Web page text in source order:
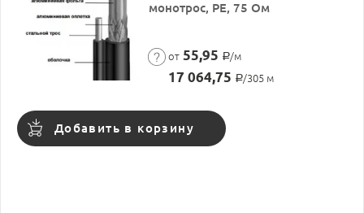
монотрос, PE, 75 Ом
от 55,95 Р/м
17 064,75 Р/305 м
Добавить в корзину